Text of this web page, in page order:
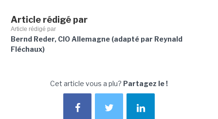
Article rédigé par
Article rédigé par
Bernd Reder, CIO Allemagne (adapté par Reynald
Fléchaux)
Cet article vous a plu? Partagez le !